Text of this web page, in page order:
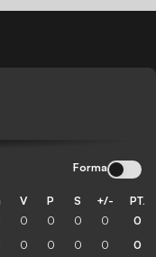
Forma
V P S +/- PT.
0 0 0 0 0
0 0 0 0 0